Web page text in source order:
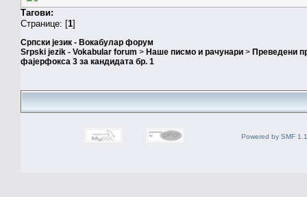
Тагови:
Странице: [1]
Српски језик - Вокабулар форум
Srpski jezik - Vokabular forum > Наше писмо и рачунари > Преведени
фајерфокса 3 за кандидата бр. 1
Powered by SMF